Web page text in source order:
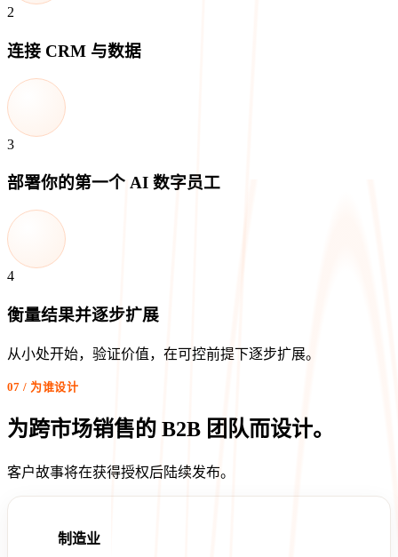
2
连接 CRM 与数据
3
部署你的第一个 AI 数字员工
4
衡量结果并逐步扩展
从小处开始，验证价值，在可控前提下逐步扩展。
07 / 为谁设计
为跨市场销售的 B2B 团队而设计。
客户故事将在获得授权后陆续发布。
制造业